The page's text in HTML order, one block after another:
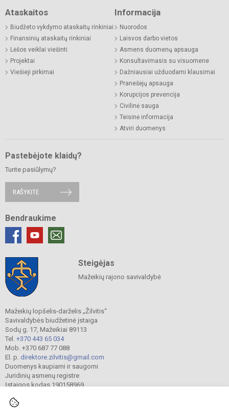
Ataskaitos
Biudžeto vykdymo ataskaitų rinkiniai
Finansinių ataskaitų rinkiniai
Lėšos veiklai viešinti
Projektai
Viešieji pirkimai
Informacija
Nuorodos
Laisvos darbo vietos
Asmens duomenų apsauga
Konsultavimasis su visuomene
Dažniausiai užduodami klausimai
Pranešėjų apsauga
Korupcijos prevencija
Civilinė sauga
Teisinė informacija
Atviri duomenys
Pastebėjote klaidų?
Turite pasiūlymų?
RAŠYKITE
Bendraukime
Steigėjas
Mažeikių rajono savivaldybė
Mažeikių lopšelis-darželis „Žilvitis“
Savivaldybės biudžetinė įstaiga
Sodų g. 17, Mažeikiai 89113
Tel. +370 443 65 034
Mob. +370 687 77 088
El. p. direktore.zilvitis@gmail.com
Duomenys kaupiami ir saugomi
Juridinių asmenų registre
Įstaigos kodas 190158969